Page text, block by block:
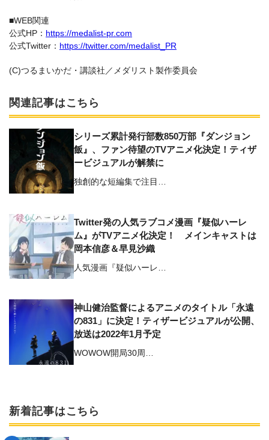
■WEB関連
公式HP： https://medalist-pr.com
公式Twitter： https://twitter.com/medalist_PR
(C)つるまいかだ・講談社／メダリスト製作委員会
関連記事はこちら
シリーズ累計発行部数850万部『ダンジョン
飯』、ファン待望のTVアニメ化決定！ティザ
ービジュアルが解禁に
独創的な短編集で注目…
Twitter発の人気ラブコメ漫画『疑似ハーレ
ム』がTVアニメ化決定！ メインキャストは
岡本信彦＆早見沙織
人気漫画『疑似ハーレ…
神山健治監督によるアニメのタイトル「永遠
の831」に決定！ティザービジュアルが公開、
放送は2022年1月予定
WOWOW開局30周…
新着記事はこちら